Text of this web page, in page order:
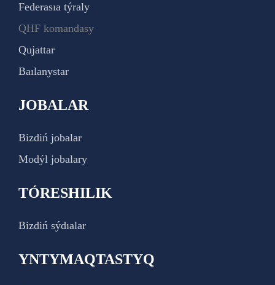
Federasıa týraly
QHF komandasy
Qujattar
Baılanystar
JOBALAR
Bizdiń jobalar
Modýl jobalary
TÓRESHILIK
Bizdiń sýdıalar
YNTYMAQTASTYQ